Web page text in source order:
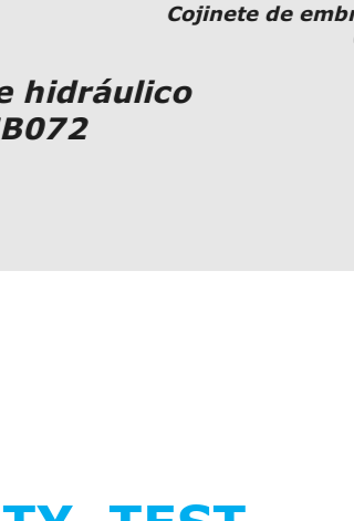
hidráulico
Cojinete de